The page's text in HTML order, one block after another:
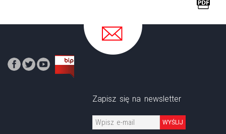
Zapisz się na newsletter
WYŚLIJ